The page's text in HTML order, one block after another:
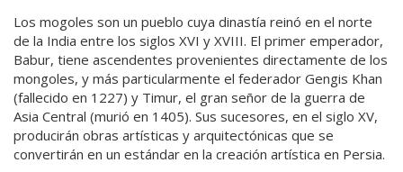
Los mogoles son un pueblo cuya dinastía reinó en el norte
de la India entre los siglos XVI y XVIII. El primer emperador,
Babur, tiene ascendentes provenientes directamente de los
mongoles, y más particularmente el federador Gengis Khan
(fallecido en 1227) y Timur, el gran señor de la guerra de
Asia Central (murió en 1405). Sus sucesores, en el siglo XV,
producirán obras artísticas y arquitectónicas que se
convertirán en un estándar en la creación artística en Persia.